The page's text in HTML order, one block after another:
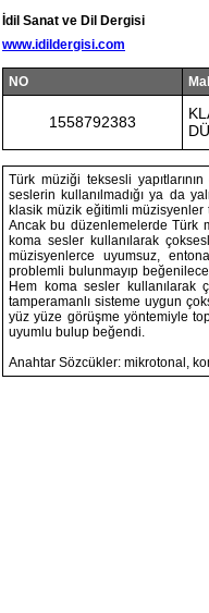
İdil Sanat ve Dil Dergisi
www.idildergisi.com
NO
1558792383
Türk müziği teksesli
seslerin kullanılmadığı ya da
klasik müzik eğitimli müzisyenler
Ancak bu düzenlemelerde Türk
koma sesler kullanılarak
müzisyenlerce uyumsuz,
problemli bulunmayıp
Hem koma sesler kullanılarak
tamperamanlı sisteme uygun
yüz yüze görüşme yöntemiyle
uyumlu bulup beğendi.
Anahtar Sözcükler: mikrotonal,